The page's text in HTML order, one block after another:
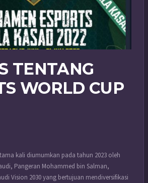
TENTANG
WORLD CUP
kali diumumkan pada tahun 2023 oleh
Pangeran Mohammed bin Salman,
Vision 2030 yang bertujuan mendiversifikasi